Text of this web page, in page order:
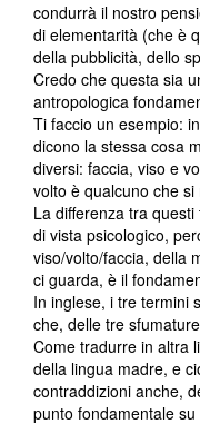
condurrà il nostro
di elementarità (che è
della pubblicità, dello
Credo che questa sia
antropologica
Ti faccio un esempio:
dicono la stessa cosa
diversi: faccia, viso e
volto è qualcuno che
La differenza tra
di vista psicologico,
viso/volto/faccia, della
ci guarda, è il
In inglese, i tre termini
che, delle tre
Come tradurre in altra
della lingua madre, e
contraddizioni anche,
punto fondamentale